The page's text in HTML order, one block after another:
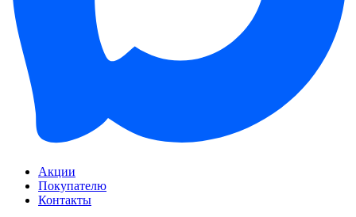
Акции
Покупателю
Контакты